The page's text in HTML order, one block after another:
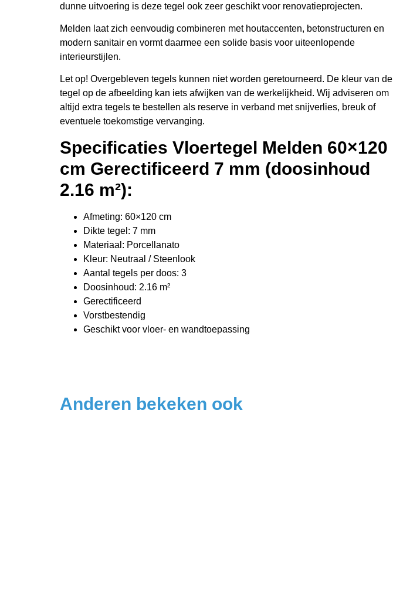
dunne uitvoering is deze tegel ook zeer geschikt voor renovatieprojecten.
Melden laat zich eenvoudig combineren met houtaccenten, betonstructuren en
modern sanitair en vormt daarmee een solide basis voor uiteenlopende
interieurstijlen.
Let op! Overgebleven tegels kunnen niet worden geretourneerd. De kleur van de
tegel op de afbeelding kan iets afwijken van de werkelijkheid. Wij adviseren om
altijd extra tegels te bestellen als reserve in verband met snijverlies, breuk of
eventuele toekomstige vervanging.
Specificaties Vloertegel Melden 60×120
cm Gerectificeerd 7 mm (doosinhoud
2.16 m²):
Afmeting: 60×120 cm
Dikte tegel: 7 mm
Materiaal: Porcellanato
Kleur: Neutraal / Steenlook
Aantal tegels per doos: 3
Doosinhoud: 2.16 m²
Gerectificeerd
Vorstbestendig
Geschikt voor vloer- en wandtoepassing
Anderen bekeken ook